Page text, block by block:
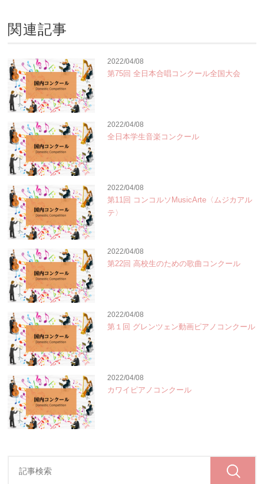
関連記事
2022/04/08
第75回 全日本合唱コンクール全国大会
2022/04/08
全日本学生音楽コンクール
2022/04/08
第11回 コンコルソMusicArte〈ムジカアル
テ〉
2022/04/08
第22回 高校生のための歌曲コンクール
2022/04/08
第１回 グレンツェン動画ピアノコンクール
2022/04/08
カワイピアノコンクール